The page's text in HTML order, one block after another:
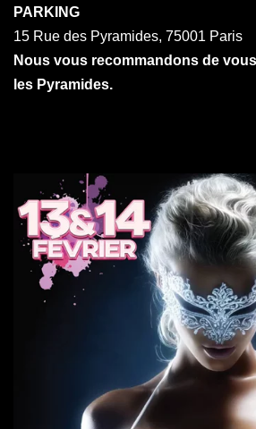
PARKING
15 Rue des Pyramides, 75001 Paris
Nous vous recommandons de
les Pyramides.